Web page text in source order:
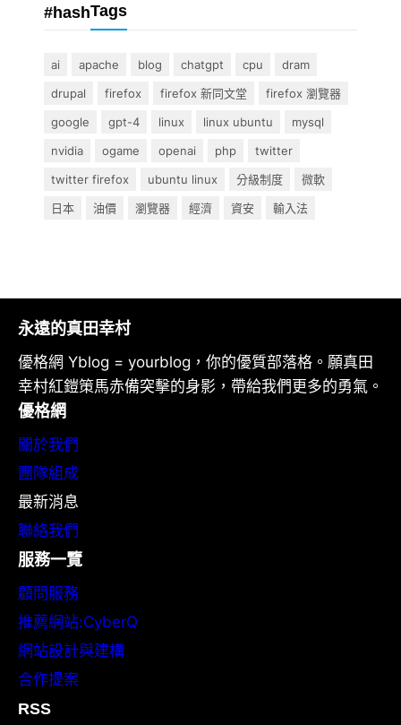
#hashTags
ai apache blog chatgpt cpu
dram
drupal
firefox firefox 新同文堂
firefox 瀏覽器
google
gpt-4 linux linux ubuntu
mysql
nvidia
ogame openai php
twitter
twitter firefox
ubuntu linux 分級制度
微軟
日本
油價 瀏覽器 經濟 資安 輸入法
永遠的真田幸村
優格網 Yblog = yourblog，你的優質部落格。願真田
幸村紅鎧策馬赤備突擊的身影，帶給我們更多的勇氣。
優格網
關於我們
團隊組成
最新消息
聯絡我們
服務一覽
顧問服務
推薦網站:CyberQ
網站設計與建構
合作提案
RSS